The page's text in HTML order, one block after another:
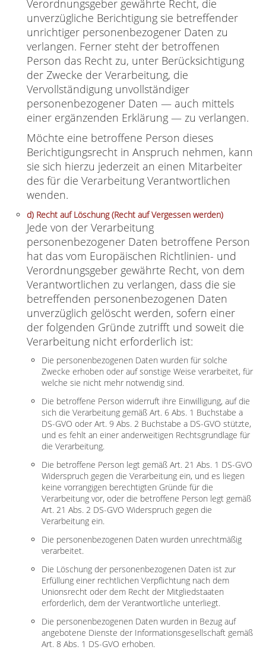
Verordnungsgeber gewährte Recht, die
unverzügliche Berichtigung sie betreffender
unrichtiger personenbezogener Daten zu
verlangen. Ferner steht der betroffenen
Person das Recht zu, unter Berücksichtigung
der Zwecke der Verarbeitung, die
Vervollständigung unvollständiger
personenbezogener Daten — auch mittels
einer ergänzenden Erklärung — zu verlangen.
Möchte eine betroffene Person dieses
Berichtigungsrecht in Anspruch nehmen, kann
sie sich hierzu jederzeit an einen Mitarbeiter
des für die Verarbeitung Verantwortlichen
wenden.
d) Recht auf Löschung (Recht auf Vergessen werden)
Jede von der Verarbeitung
personenbezogener Daten betroffene Person
hat das vom Europäischen Richtlinien- und
Verordnungsgeber gewährte Recht, von dem
Verantwortlichen zu verlangen, dass die sie
betreffenden personenbezogenen Daten
unverzüglich gelöscht werden, sofern einer
der folgenden Gründe zutrifft und soweit die
Verarbeitung nicht erforderlich ist:
Die personenbezogenen Daten wurden für solche
Zwecke erhoben oder auf sonstige Weise verarbeitet, für
welche sie nicht mehr notwendig sind.
Die betroffene Person widerruft ihre Einwilligung, auf die
sich die Verarbeitung gemäß Art. 6 Abs. 1 Buchstabe a
DS-GVO oder Art. 9 Abs. 2 Buchstabe a DS-GVO stützte,
und es fehlt an einer anderweitigen Rechtsgrundlage für
die Verarbeitung.
Die betroffene Person legt gemäß Art. 21 Abs. 1 DS-GVO
Widerspruch gegen die Verarbeitung ein, und es liegen
keine vorrangigen berechtigten Gründe für die
Verarbeitung vor, oder die betroffene Person legt gemäß
Art. 21 Abs. 2 DS-GVO Widerspruch gegen die
Verarbeitung ein.
Die personenbezogenen Daten wurden unrechtmäßig
verarbeitet.
Die Löschung der personenbezogenen Daten ist zur
Erfüllung einer rechtlichen Verpflichtung nach dem
Unionsrecht oder dem Recht der Mitgliedstaaten
erforderlich, dem der Verantwortliche unterliegt.
Die personenbezogenen Daten wurden in Bezug auf
angebotene Dienste der Informationsgesellschaft gemäß
Art. 8 Abs. 1 DS-GVO erhoben.